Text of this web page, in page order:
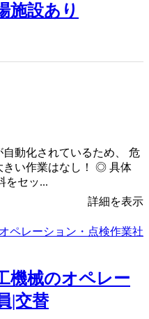
施設あり
動化されているため、 危
きい作業はなし！ ◎ 具体
をセッ...
詳細を表示
機械のオペレー
|交替